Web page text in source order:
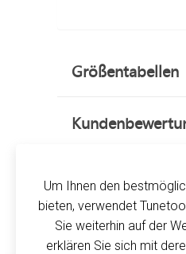
Größentabellen
Um Ihnen den
bieten, verwendet
Sie weiterhin auf der
erklären Sie sich mit